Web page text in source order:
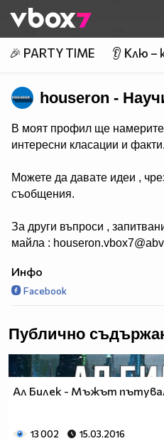
👾
🎉 PARTY TIME 👂 Клю –
houseron -
В моят профил ще намерите
интересни класации и
Можете да давате идеи ,
съобщения.
За други въпроси ,
майла :
Инфо
Facebook
Публично
Ал Билек - Мъжът
13 002 15.03.2016